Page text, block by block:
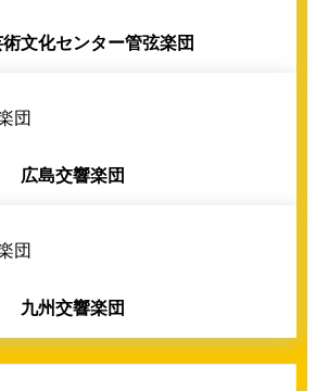
文化センター管弦楽団
広島交響楽団
九州交響楽団